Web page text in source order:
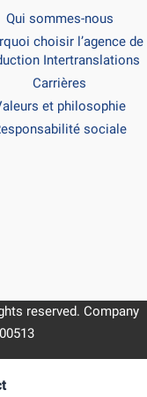
Qui sommes-nous
choisir l’agence de
Intertranslations
Carrières
et philosophie
sociale
reserved. Company